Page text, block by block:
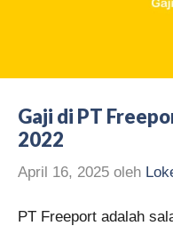
Gaji di PT
2022
April 16, 2025 oleh
PT Freeport adalah